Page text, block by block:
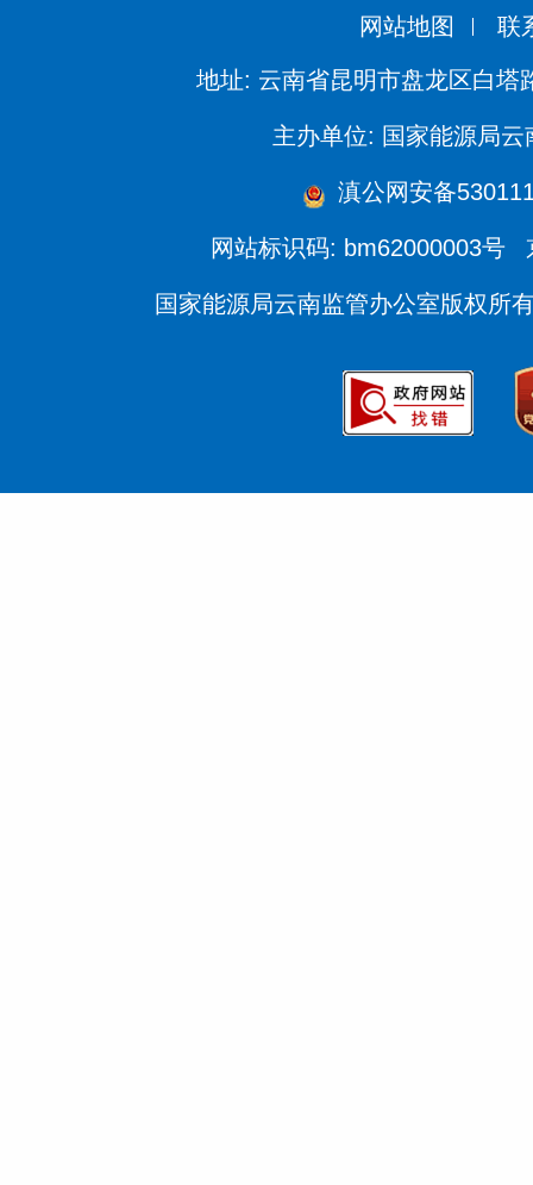
网站地图 联
地址: 云南省昆明市盘龙区白塔
主办单位: 国家能源局云
滇公网安备
网站标识码: bm62000003号
国家能源局云南监管办公室版权所